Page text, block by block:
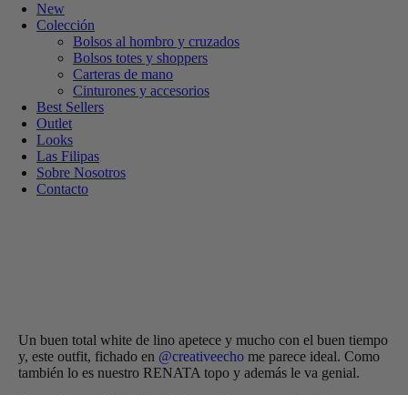
New
Colección
Bolsos al hombro y cruzados
Bolsos totes y shoppers
Carteras de mano
Cinturones y accesorios
Best Sellers
Outlet
Looks
Las Filipas
Sobre Nosotros
Contacto
Un buen total white de lino apetece y mucho con el buen tiempo
y, este outfit, fichado en @creativeecho me parece ideal. Como
también lo es nuestro RENATA topo y además le va genial.